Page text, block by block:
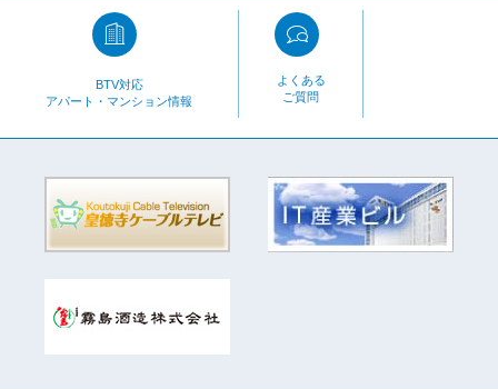
BTV対応
アパート・マンション情報
よくある
ご質問